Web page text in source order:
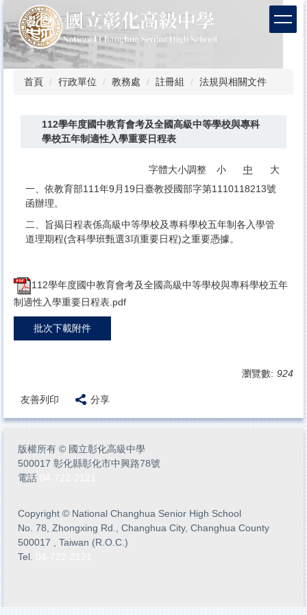
到
主
要
內
首頁 行政單位 教務處 註冊組 法規與相關文件
112學年度國中教育會考及全國高級中等學校與專科
學校五年制適性入學重要日程表
字體大小調整 小 中
大
一、依教育部111年9月19日臺教授國部字第1110118213號
函辦理。
二、旨揭日程表係高級中等學校及專科學校五年制各入學管
道理期程(含科學班甄選3項重要日程)之重要憑據。
112學年度國中教育會考及全國高級中等學校與專科學校五年
制適性入學重要日程表.pdf
批次下載附件
瀏覽數: 924
友善列印 分享
版權所有 © 國立彰化高級中學
500017 彰化縣彰化市中興路78號
電話
Copyright © National Changhua Senior High School
No. 78, Zhongxing Rd., Changhua City, Changhua County
500017 , Taiwan (R.O.C.)
Tel.